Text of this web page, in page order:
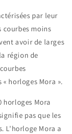
par leur
courbes moins
avoir de larges
région de
horloges Mora ».
horloges Mora
pas que les
L'horloge Mora a